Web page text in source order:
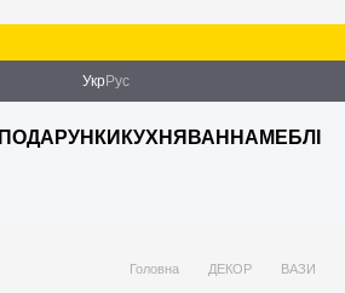
Укр Рус
ПОДАРУНКИ КУХНЯ ВАННА МЕБЛІ
Головна ДЕКОР ВАЗИ